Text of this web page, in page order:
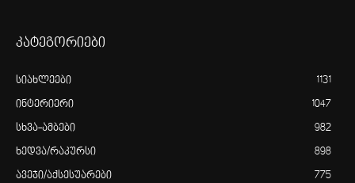
კატეგორიები
სიახლეები 1131
ინტერიერი 1047
სხვა-ამბები 982
ხედვა/რაკურსი 898
ავეჯი/აქსესუარები 775